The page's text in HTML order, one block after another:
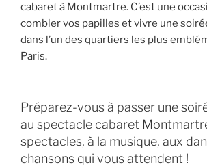
cabaret à Montmartre. C’est une
combler vos papilles et vivre une
dans l’un des quartiers les plus
Paris.
Préparez-vous à passer une
au spectacle cabaret
spectacles, à la musique, aux
chansons qui vous attendent !